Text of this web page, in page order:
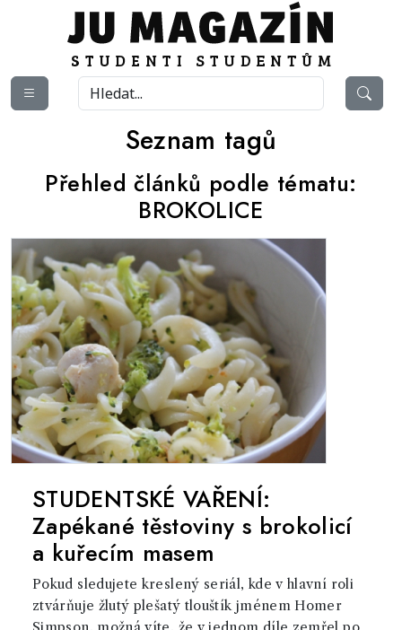
Seznam tagů
Přehled článků podle tématu:
BROKOLICE
STUDENTSKÉ VAŘENÍ:
Zapékané těstoviny s brokolicí
a kuřecím masem
Pokud sledujete kreslený seriál, kde v hlavní roli
ztvárňuje žlutý plešatý tlouštík jménem Homer